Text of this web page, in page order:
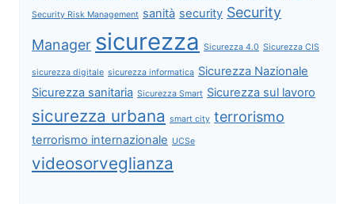
Security Risk Management sanità security Security
Manager sicurezza Sicurezza 4.0 Sicurezza CIS
sicurezza digitale sicurezza informatica Sicurezza Nazionale
Sicurezza sanitaria Sicurezza Smart Sicurezza sul lavoro
sicurezza urbana smart city terrorismo
terrorismo internazionale UCSe
videosorveglianza